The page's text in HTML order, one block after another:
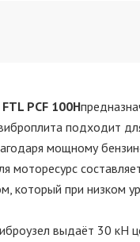
FTL PCF 100H
подходит
мощному
моторесурс
который при низком
выдаёт 30 кН